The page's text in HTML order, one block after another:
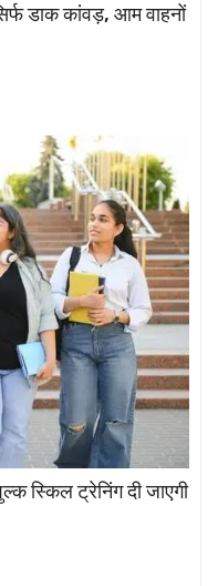
डाक कांवड़, आम वाहनों
स्किल ट्रेनिंग दी जाएगी